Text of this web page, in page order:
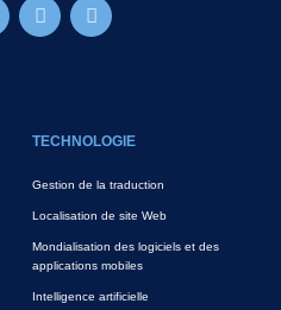
TECHNOLOGIE
Gestion de la traduction
Localisation de site Web
Mondialisation des logiciels et des
applications mobiles
Intelligence artificielle